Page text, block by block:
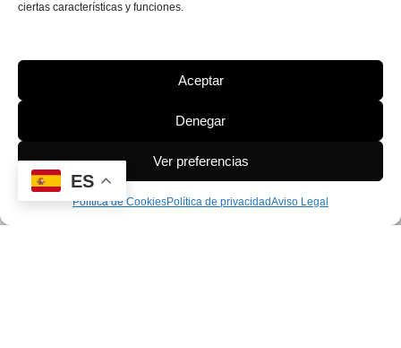
ciertas características y funciones.
Aceptar
Denegar
Ver preferencias
Política de CookiesPolítica de privacidadAviso Legal
INTERIORISMO ARQUITECTURA
NUESTRO EQUIPO
ES